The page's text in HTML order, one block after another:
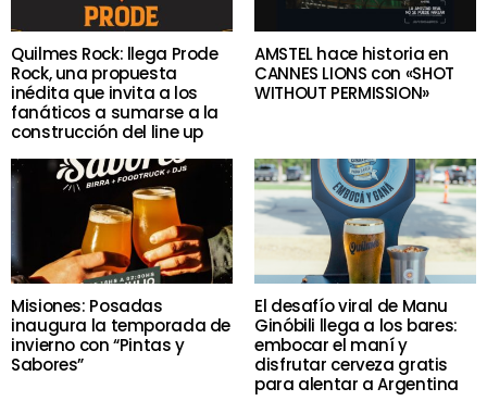
Quilmes Rock: llega Prode
Rock, una propuesta
inédita que invita a los
fanáticos a sumarse a la
construcción del line up
AMSTEL hace historia en
CANNES LIONS con «SHOT
WITHOUT PERMISSION»
Misiones: Posadas
inaugura la temporada de
invierno con “Pintas y
Sabores”
El desafío viral de Manu
Ginóbili llega a los bares:
embocar el maní y
disfrutar cerveza gratis
para alentar a Argentina